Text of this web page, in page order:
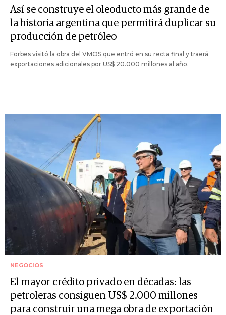
Así se construye el oleoducto más grande de
la historia argentina que permitirá duplicar su
producción de petróleo
Forbes visitó la obra del VMOS que entró en su recta final y traerá
exportaciones adicionales por US$ 20.000 millones al año.
NEGOCIOS
El mayor crédito privado en décadas: las
petroleras consiguen US$ 2.000 millones
para construir una mega obra de exportación